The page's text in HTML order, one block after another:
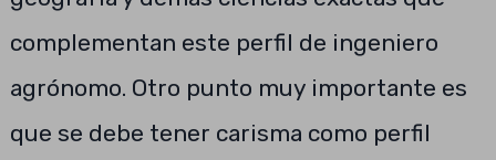
complementan este perfil de ingeniero
agrónomo. Otro punto muy importante es
que se debe tener carisma como perfil